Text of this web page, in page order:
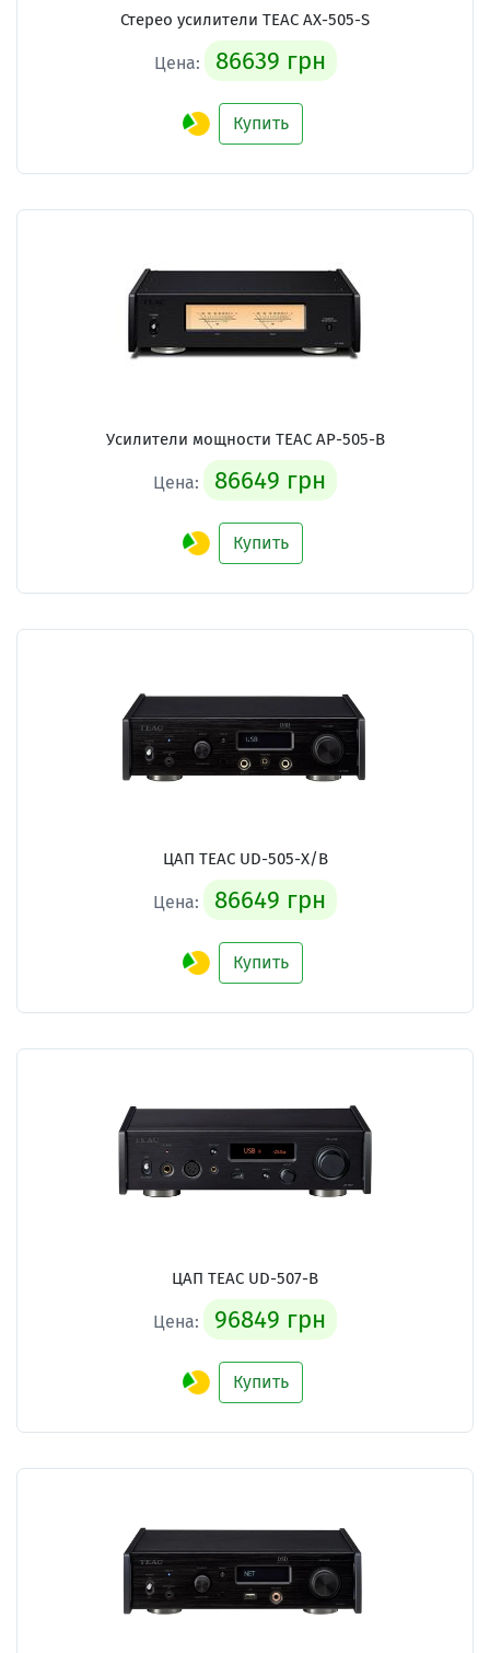
Стерео усилители TEAC AX-505-S
Цена: 86639 грн
Купить
Усилители мощности TEAC AP-505-B
Цена: 86649 грн
Купить
ЦАП TEAC UD-505-X/B
Цена: 86649 грн
Купить
ЦАП TEAC UD-507-B
Цена: 96849 грн
Купить